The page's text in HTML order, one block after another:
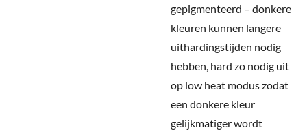
gepigmenteerd – donkere
kleuren kunnen langere
uithardingstijden nodig
hebben, hard zo nodig uit
op low heat modus zodat
een donkere kleur
gelijkmatiger wordt